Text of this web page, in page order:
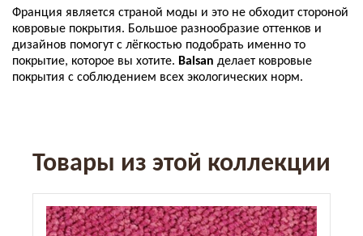
Франция является страной моды и это не обходит стороной
ковровые покрытия. Большое разнообразие оттенков и
дизайнов помогут с лёгкостью подобрать именно то
покрытие, которое вы хотите. Balsan делает ковровые
покрытия с соблюдением всех экологических норм.
Товары из этой коллекции